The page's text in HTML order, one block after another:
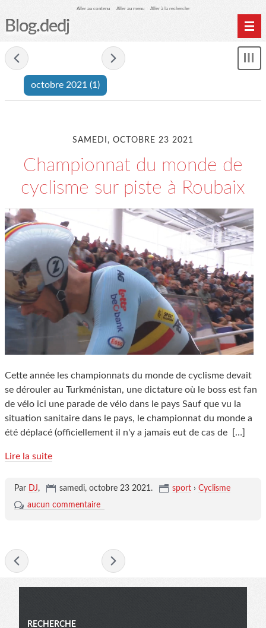
Aller au contenu Aller au menu Aller à la recherche
Blog.dedj
Home
Archives
octobre 2021 (1)
SAMEDI, OCTOBRE 23 2021
Championnat du monde de
cyclisme sur piste à Roubaix
Cette année les championnats du monde de cyclisme devait
se dérouler au Turkménistan, une dictature où le boss est fan
de vélo ici une parade de vélo dans le pays Sauf que vu la
situation sanitaire dans le pays, le championnat du monde a
été déplacé (officiellement il n'y a jamais eut de cas de
[…]
Lire la suite
Par DJ, samedi, octobre 23 2021. sport › Cyclisme
aucun commentaire
RECHERCHE